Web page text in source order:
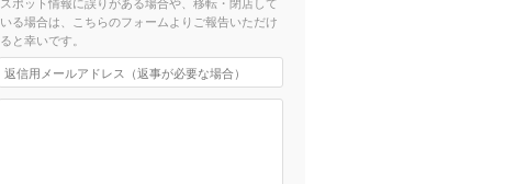
いる場合は、こちらのフォームよりご報告いただけ
ると幸いです。